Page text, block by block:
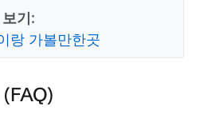
기:
랑 가볼만한곳